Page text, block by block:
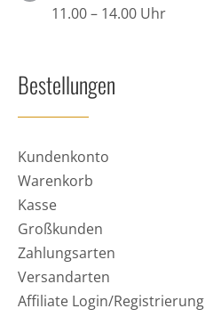
11.00 – 14.00 Uhr
Bestellungen
Kundenkonto
Warenkorb
Kasse
Großkunden
Zahlungsarten
Versandarten
Affiliate Login/Registrierung